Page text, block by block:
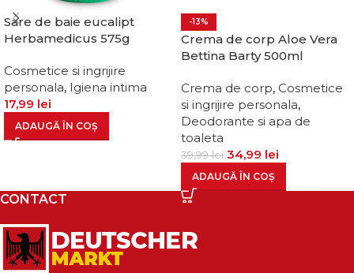
Sare de baie eucalipt
Herbamedicus 575g
Cosmetice si ingrijire
personala, Igiena intima
17,99 lei
ADAUGĂ ÎN COȘ
-13%
Crema de corp Aloe Vera
Bettina Barty 500ml
Crema de corp, Cosmetice
si ingrijire personala,
Deodorante si apa de
toaleta
39,99lei 34,99 lei
ADAUGĂ ÎN COȘ
CONTACT